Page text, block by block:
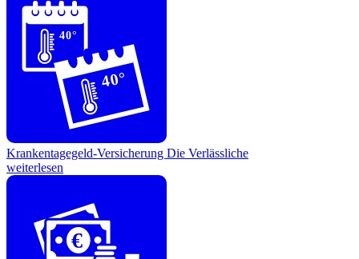
40°
40°
Krankentagegeld-Versicherung Die Verlässliche
weiterlesen
€